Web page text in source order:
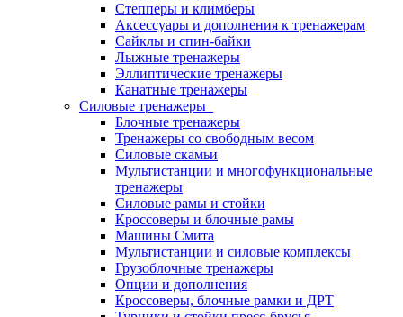
Степперы и климберы
Аксессуары и дополнения к тренажерам
Сайклы и спин-байки
Лыжные тренажеры
Эллиптические тренажеры
Канатные тренажеры
Силовые тренажеры
Блочные тренажеры
Тренажеры со свободным весом
Силовые скамьи
Мультистанции и многофункциональные
тренажеры
Силовые рамы и стойки
Кроссоверы и блочные рамы
Машины Смита
Мультистанции и силовые комплексы
Грузоблочные тренажеры
Опции и дополнения
Кроссоверы, блочные рамки и ДРТ